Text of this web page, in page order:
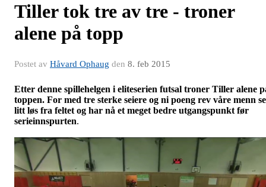
Tiller tok tre av tre - troner
alene på topp
Postet av Håvard Ophaug den 8. feb 2015
Etter denne spillehelgen i eliteserien futsal troner Tiller alene
toppen. For med tre sterke seiere og ni poeng rev våre menn
litt løs fra feltet og har nå et meget bedre utgangspunkt før
serieinnspurten.